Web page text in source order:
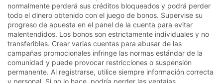
normalmente perderá sus créditos bloqueados y podrá perder
todo el dinero obtenido con el juego de bonos. Supervise su
progreso de apuesta en el panel de la cuenta para evitar
malentendidos. Los bonos son estrictamente individuales y no
transferibles. Crear varias cuentas para abusar de las
campañas promocionales infringe las normas estándar de la
comunidad y puede provocar restricciones o suspensión
permanente. Al registrarse, utilice siempre información correcta
y personal. Si no lo hace, podría perder las ventajas